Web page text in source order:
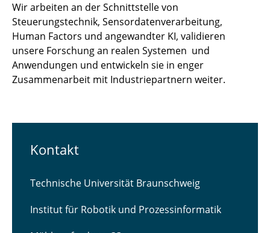
Wir arbeiten an der Schnittstelle von
Steuerungstechnik, Sensordatenverarbeitung,
Human Factors und angewandter KI, validieren
unsere Forschung an realen Systemen und
Anwendungen und entwickeln sie in enger
Zusammenarbeit mit Industriepartnern weiter.
Kontakt
Technische Universität Braunschweig
Institut für Robotik und Prozessinformatik